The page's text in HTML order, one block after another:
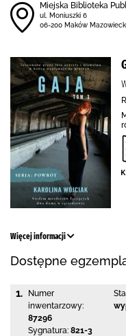
Miejska Biblioteka
ul. Moniuszki 6
06-200 Maków
Więcej informacji
Dostępne
1.
Numer
inwentarzowy:
87296
Sygnatura: 821-3